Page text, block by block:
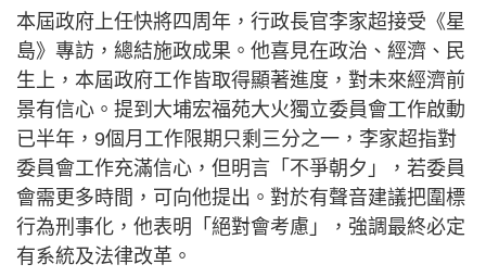
本屆政府上任快將四周年，行政長官李家超接受《星
島》專訪，總結施政成果。他喜見在政治、經濟、民
生上，本屆政府工作皆取得顯著進度，對未來經濟前
景有信心。提到大埔宏福苑大火獨立委員會工作啟動
已半年，9個月工作限期只剩三分之一，李家超指對
委員會工作充滿信心，但明言「不爭朝夕」，若委員
會需更多時間，可向他提出。對於有聲音建議把圍標
行為刑事化，他表明「絕對會考慮」，強調最終必定
有系統及法律改革。